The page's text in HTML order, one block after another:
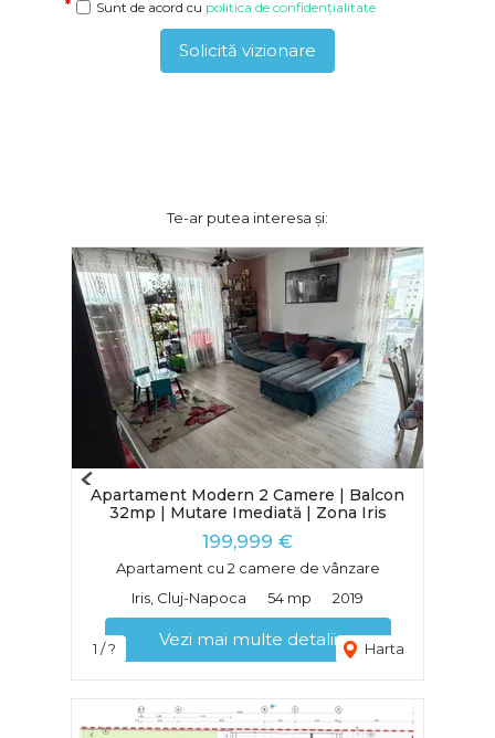
Sunt de acord cu politica de confidențialitate
Solicită vizionare
Te-ar putea interesa și:
1 / ? Harta
Next
Apartament Modern 2 Camere | Balcon
32mp | Mutare Imediată | Zona Iris
199,999 €
Apartament cu 2 camere de vânzare
Iris, Cluj-Napoca
54 mp 2019
Vezi mai multe detalii